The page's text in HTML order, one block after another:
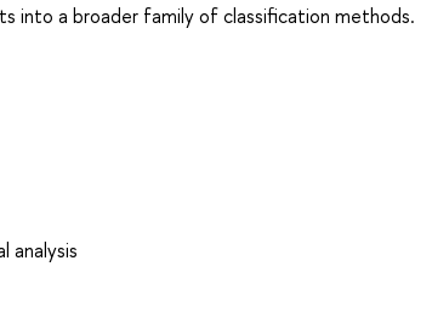
into a broader family of classification methods.
analysis